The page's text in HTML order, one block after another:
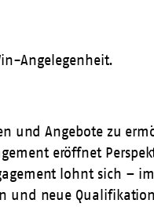
Angelegenheit.
und Angebote zu
eröffnet
lohnt sich –
und neue